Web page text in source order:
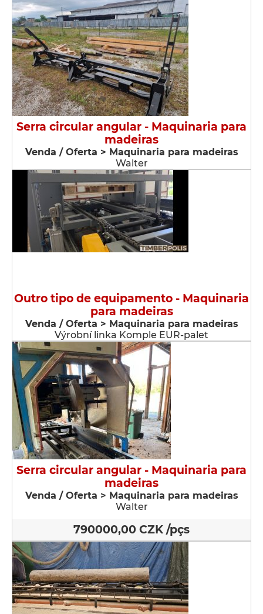
Serra circular angular - Maquinaria para
madeiras
Venda / Oferta > Maquinaria para madeiras
Walter
Outro tipo de equipamento - Maquinaria
para madeiras
Venda / Oferta > Maquinaria para madeiras
Výrobní linka Komple EUR-palet
Serra circular angular - Maquinaria para
madeiras
Venda / Oferta > Maquinaria para madeiras
Walter
790000,00 CZK /pçs